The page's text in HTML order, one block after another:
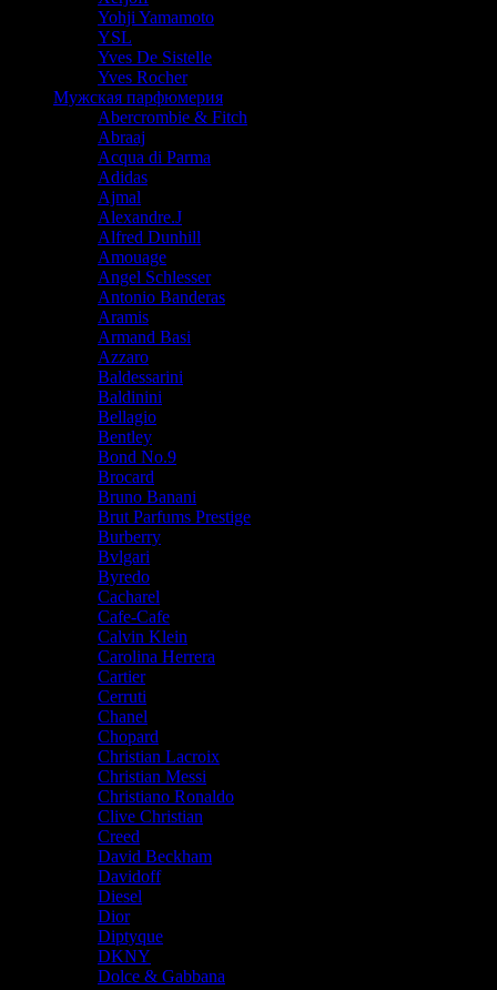
Yohji Yamamoto
YSL
Yves De Sistelle
Yves Rocher
Мужская парфюмерия
Abercrombie & Fitch
Abraaj
Acqua di Parma
Adidas
Ajmal
Alexandre.J
Alfred Dunhill
Amouage
Angel Schlesser
Antonio Banderas
Aramis
Armand Basi
Azzaro
Baldessarini
Baldinini
Bellagio
Bentley
Bond No.9
Brocard
Bruno Banani
Brut Parfums Prestige
Burberry
Bvlgari
Byredo
Cacharel
Cafe-Cafe
Calvin Klein
Carolina Herrera
Cartier
Cerruti
Chanel
Chopard
Christian Lacroix
Christian Messi
Christiano Ronaldo
Clive Christian
Creed
David Beckham
Davidoff
Diesel
Dior
Diptyque
DKNY
Dolce & Gabbana